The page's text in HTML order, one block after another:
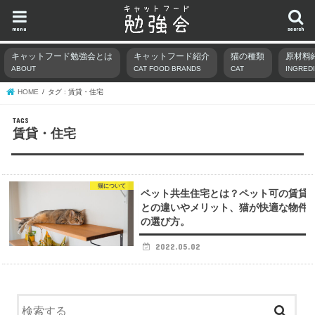
search
menu
キャットフード勉強会とは
ABOUT
キャットフード紹介
CAT FOOD BRANDS
猫の種類
CAT
原材料
HOME タグ : 賃貸・住宅
賃貸・住宅
猫について
ペット共生住宅とは？ペット可の賃貸
との違いやメリット、猫が快適な物件
の選び方。
2022.05.02